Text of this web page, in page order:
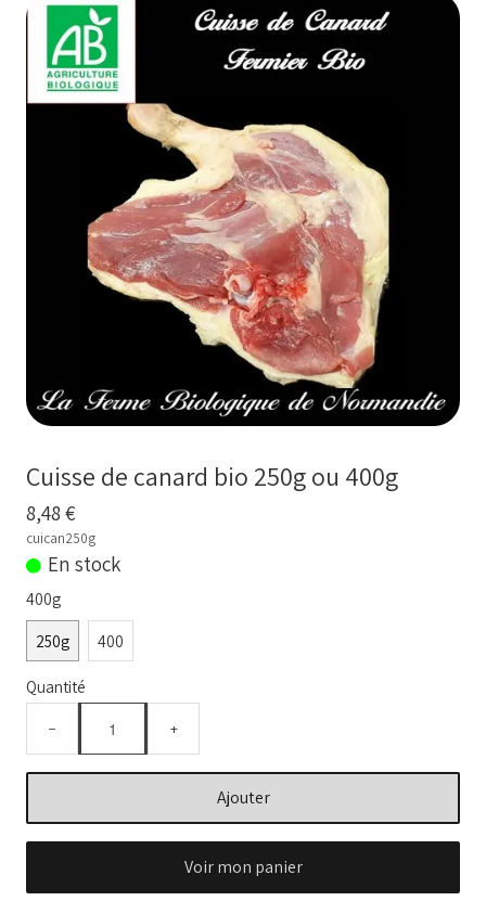
VEAU BIO
PORC BIO
AGNEAU BIO
NOS COLIS VIANDE
CUISSON RAPIDE▼
BARBECUE BRASERO
CHARCUTERIE BIO
BOUILLONS D'OS et OS BIO
Comment commander
Nos VIDEOS
NOTRE FERME
Conseils temps de cuisson
Marché frais Livré à la maison
Français▼
Cuisse de canard bio 250g ou 400g
8,48 €
cuican250g
En stock
400g
250g
400
Quantité
− +
Ajouter
Voir mon panier